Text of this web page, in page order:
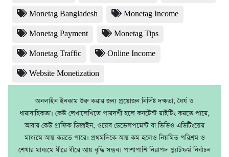
Monetag Bangladesh Monetag Income
Monetag Payment Monetag Tips
Monetag Traffic Online Income
Website Monetization
অনলাইন ইনকাম শুরু করার জন্য প্রয়োজন নির্দিষ্ট দক্ষতা, ধৈর্য ও
ধারাবাহিকতা। কেউ লেখালেখিতে পারদর্শী হলে কনটেন্ট রাইটিং করতে পারে,
আবার কেউ গ্রাফিক ডিজাইন, ওয়েব ডেভেলপমেন্ট বা ভিডিও এডিটিংয়ের
মাধ্যমে আয় করতে পারে। প্রথমদিকে আয় কম হলেও নিয়মিত পরিশ্রম ও
শেখার মাধ্যমে ধীরে ধীরে আয় বৃদ্ধি সম্ভব। পাশাপাশি নিরাপদ প্ল্যাটফর্ম নির্বাচন